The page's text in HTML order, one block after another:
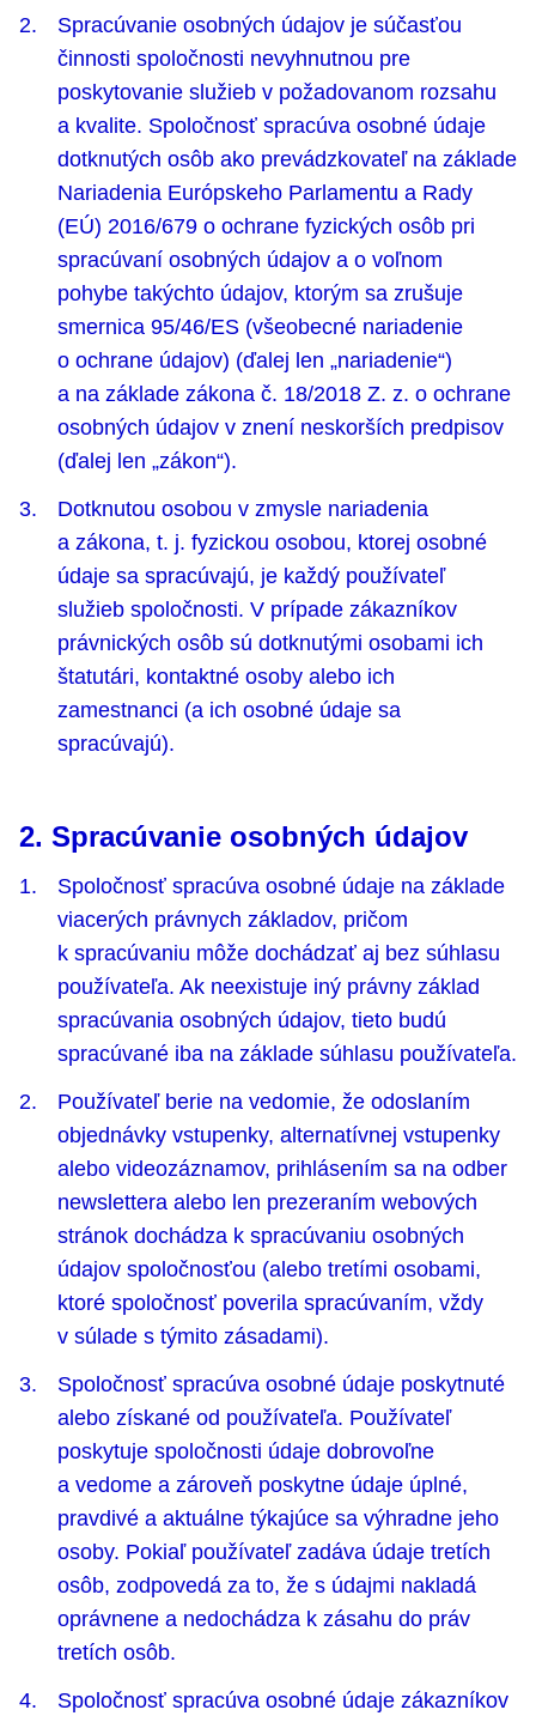
Spracúvanie osobných údajov je súčasťou
činnosti spoločnosti nevyhnutnou pre
poskytovanie služieb v požadovanom rozsahu
a kvalite. Spoločnosť spracúva osobné údaje
dotknutých osôb ako prevádzkovateľ na základe
Nariadenia Európskeho Parlamentu a Rady
(EÚ) 2016/679 o ochrane fyzických osôb pri
spracúvaní osobných údajov a o voľnom
pohybe takýchto údajov, ktorým sa zrušuje
smernica 95/46/ES (všeobecné nariadenie
o ochrane údajov) (ďalej len „nariadenie“)
a na základe zákona č. 18/2018 Z. z. o ochrane
osobných údajov v znení neskorších predpisov
(ďalej len „zákon“).
Dotknutou osobou v zmysle nariadenia
a zákona, t. j. fyzickou osobou, ktorej osobné
údaje sa spracúvajú, je každý používateľ
služieb spoločnosti. V prípade zákazníkov
právnických osôb sú dotknutými osobami ich
štatutári, kontaktné osoby alebo ich
zamestnanci (a ich osobné údaje sa
spracúvajú).
2. Spracúvanie osobných údajov
Spoločnosť spracúva osobné údaje na základe
viacerých právnych základov, pričom
k spracúvaniu môže dochádzať aj bez súhlasu
používateľa. Ak neexistuje iný právny základ
spracúvania osobných údajov, tieto budú
spracúvané iba na základe súhlasu používateľa.
Používateľ berie na vedomie, že odoslaním
objednávky vstupenky, alternatívnej vstupenky
alebo videozáznamov, prihlásením sa na odber
newslettera alebo len prezeraním webových
stránok dochádza k spracúvaniu osobných
údajov spoločnosťou (alebo tretími osobami,
ktoré spoločnosť poverila spracúvaním, vždy
v súlade s týmito zásadami).
Spoločnosť spracúva osobné údaje poskytnuté
alebo získané od používateľa. Používateľ
poskytuje spoločnosti údaje dobrovoľne
a vedome a zároveň poskytne údaje úplné,
pravdivé a aktuálne týkajúce sa výhradne jeho
osoby. Pokiaľ používateľ zadáva údaje tretích
osôb, zodpovedá za to, že s údajmi nakladá
oprávnene a nedochádza k zásahu do práv
tretích osôb.
Spoločnosť spracúva osobné údaje zákazníkov